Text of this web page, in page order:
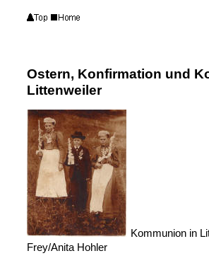
Ostern, Konfirmation und
Littenweiler
Kommunion in
Frey/Anita Hohler